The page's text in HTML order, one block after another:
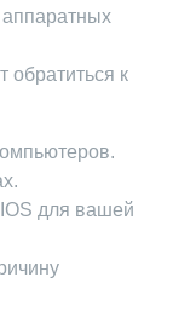
аппаратных
обратиться к
для вашей